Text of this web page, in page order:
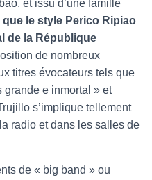
et issu d’une famille
le style Perico Ripiao
de la République
de nombreux
titres évocateurs tels que
e inmortal » et
s’implique tellement
radio et dans les salles de
de « big band » ou